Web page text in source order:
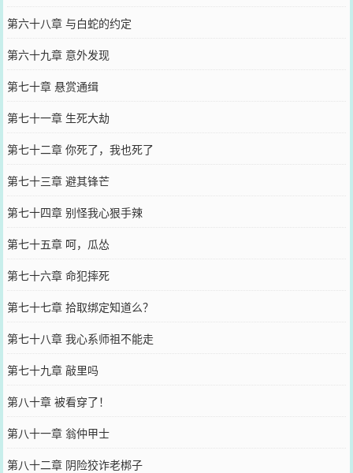
第六十八章 与白蛇的约定
第六十九章 意外发现
第七十章 悬赏通缉
第七十一章 生死大劫
第七十二章 你死了，我也死了
第七十三章 避其锋芒
第七十四章 别怪我心狠手辣
第七十五章 呵，瓜怂
第七十六章 命犯摔死
第七十七章 拾取绑定知道么？
第七十八章 我心系师祖不能走
第七十九章 敲里吗
第八十章 被看穿了！
第八十一章 翁仲甲士
第八十二章 阴险狡诈老梆子